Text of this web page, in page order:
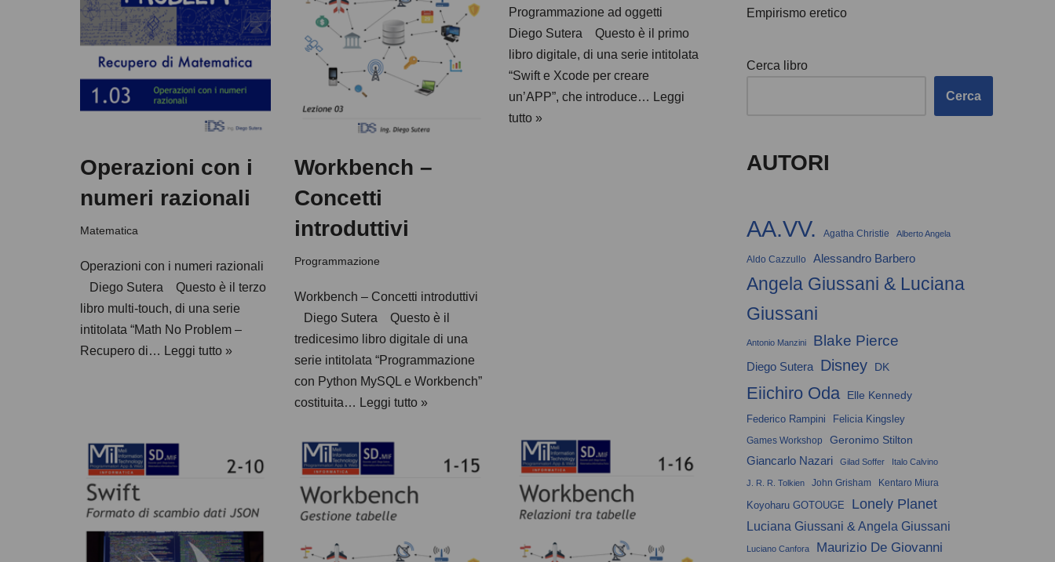
Operazioni con i
numeri razionali
Matematica
Operazioni con i numeri razionali
Diego Sutera Questo è il terzo
libro multi-touch, di una serie
intitolata “Math No Problem –
Recupero di… Leggi tutto »
Workbench –
Concetti
introduttivi
Programmazione
Workbench – Concetti introduttivi
Diego Sutera Questo è il
tredicesimo libro digitale di una
serie intitolata “Programmazione
con Python MySQL e Workbench”
costituita… Leggi tutto »
Programmazione ad oggetti
Diego Sutera Questo è il primo
libro digitale, di una serie intitolata
“Swift e Xcode per creare
un’APP”, che introduce… Leggi
tutto »
Empirismo eretico
Cerca libro
Cerca
AUTORI
AA.VV. Agatha Christie Alberto Angela
Aldo Cazzullo Alessandro Barbero
Angela Giussani & Luciana
Giussani
Antonio Manzini Blake Pierce
Diego Sutera Disney DK
Eiichiro Oda Elle Kennedy
Federico Rampini
Felicia Kingsley
Games Workshop
Geronimo Stilton
Giancarlo Nazari
Gilad Soffer Italo Calvino
J. R. R. Tolkien John Grisham Kentaro Miura
Koyoharu GOTOUGE Lonely Planet
Luciana Giussani & Angela Giussani
Luciano Canfora Maurizio De Giovanni